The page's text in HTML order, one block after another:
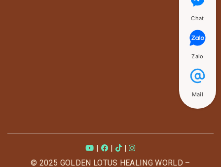
| |
|
© 2025 GOLDEN LOTUS HEALING WORLD –
Chat
Zalo
Mail